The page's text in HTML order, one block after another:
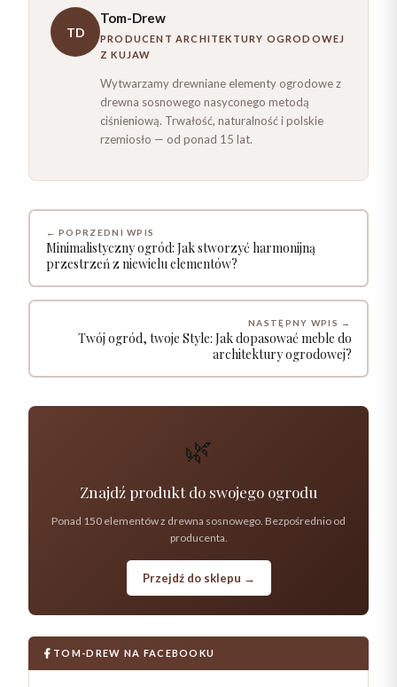
TD
Tom-Drew
PRODUCENT ARCHITEKTURY OGRODOWEJ
Z KUJAW
Wytwarzamy drewniane elementy ogrodowe z
drewna sosnowego nasyconego metodą
ciśnieniową. Trwałość, naturalność i polskie
rzemiosło — od ponad 15 lat.
← POPRZEDNI WPIS
Minimalistyczny ogród: Jak stworzyć harmonijną
przestrzeń z niewielu elementów?
NASTĘPNY WPIS →
Twój ogród, twoje Style: Jak dopasować meble do
architektury ogrodowej?
🌿
Znajdź produkt do swojego ogrodu
Ponad 150 elementów z drewna sosnowego. Bezpośrednio od
producenta.
Przejdź do sklepu →
TOM-DREW NA FACEBOOKU